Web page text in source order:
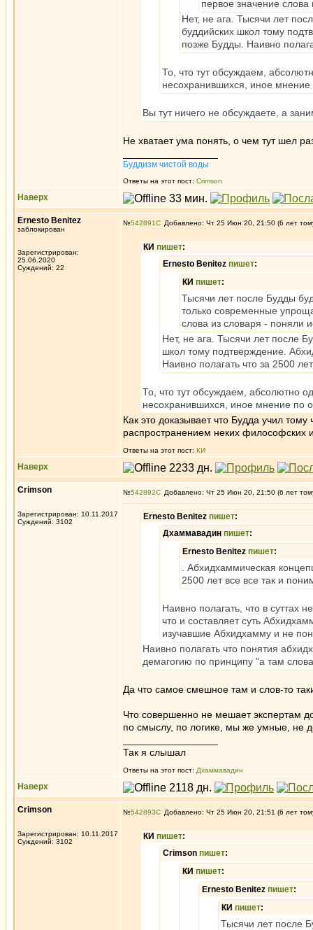
первое значение
Нет, не ага. Тысячи лет
буддийских школ тому
позже Будды. Наивно
То, что тут обсуждаем,
несохранившихся, иное мнение
Вы тут ничего не обсуждаете, а
Не хватает ума понять, о чем тут шел
Буддизм чистой воды
Ответы на этот пост: Crimson
Наверх
Ernesto Benitez
заблокирован
Зарегистрирован:
25.06.2020
Суждений: 22
№542891 Добавлено: Чт 25 Июн 20, 21:50 (6 лет
КИ пишет:
Ernesto Benitez пишет:
КИ пишет:
Тысячи лет после Будды
только современные
слова из словаря - поняли
Нет, не ага. Тысячи лет после
школ тому подтверждение.
Наивно полагать что за 2500
То, что тут обсуждаем, абсолютно
несохранившихся, иное мнение по
Как это доказывает что Будда учил
распространением неких философских
Ответы на этот пост: КИ
Наверх
Crimson
Зарегистрирован: 10.11.2017
Суждений: 3102
№542892 Добавлено: Чт 25 Июн 20, 21:50 (6 лет
Ernesto Benitez пишет:
Дхаммавадин пишет:
Ernesto Benitez пишет:
. Абхидхаммическая
2500 лет все все так и
Наивно полагать, что в суттах
что и составляет суть
изучавшие Абхидхамму и не
Наивно полагать что понятия
демагогию по принципу "а там
Да что самое смешное там и слов-то
Что совершенно не мешает экспертам
по смыслу, по логике, мы же умные, не
Так я слышал
Ответы на этот пост: Дхаммавадин
Наверх
Crimson
Зарегистрирован: 10.11.2017
Суждений: 3102
№542893 Добавлено: Чт 25 Июн 20, 21:51 (6 лет
КИ пишет:
Crimson пишет:
КИ пишет:
Ernesto Benitez пишет:
КИ пишет:
Тысячи лет после